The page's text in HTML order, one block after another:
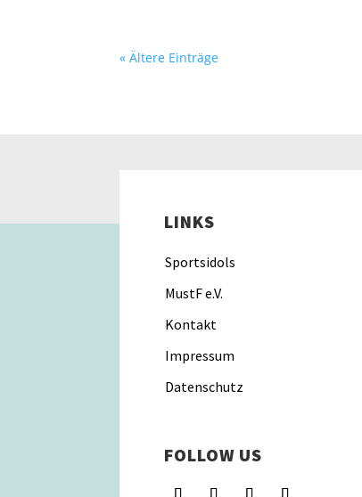
« Ältere Einträge
LINKS
Sportsidols
MustF e.V.
Kontakt
Impressum
Datenschutz
FOLLOW US